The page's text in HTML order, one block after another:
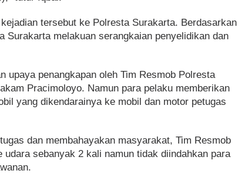
tersebut ke Polresta Surakarta. Berdasarkan
Surakarta melakuan serangkaian penyelidikan dan
upaya penangkapan oleh Tim Resmob Polresta
Pracimoloyo. Namun para pelaku memberikan
yang dikendarainya ke mobil dan motor petugas
dan membahayakan masyarakat, Tim Resmob
udara sebanyak 2 kali namun tidak diindahkan para